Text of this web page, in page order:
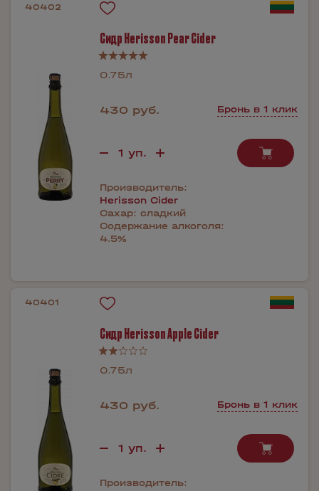
40402
Сидр Herisson Pear Сider
0.75л
430 руб. Бронь в 1 клик
Производитель:
Herisson Cider
Сахар: сладкий
Содержание алкоголя:
4.5%
40401
Сидр Herisson Apple Сider
0.75л
430 руб. Бронь в 1 клик
Производитель: